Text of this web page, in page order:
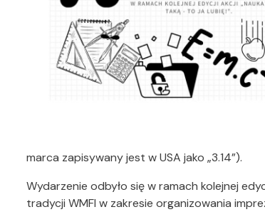
marca zapisywany jest w USA jako „3.14”).
Wydarzenie odbyło się w ramach kolejnej
tradycji WMFI w zakresie organizowania